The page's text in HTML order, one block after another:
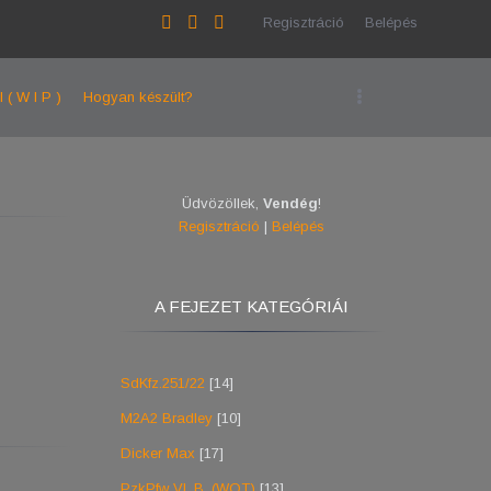
Regisztráció Belépés
( W I P ) Hogyan készült?
Üdvözöllek,Vendég!
Regisztráció |Belépés
A FEJEZET KATEGÓRIÁI
SdKfz.251/22 [14]
M2A2 Bradley [10]
Dicker Max [17]